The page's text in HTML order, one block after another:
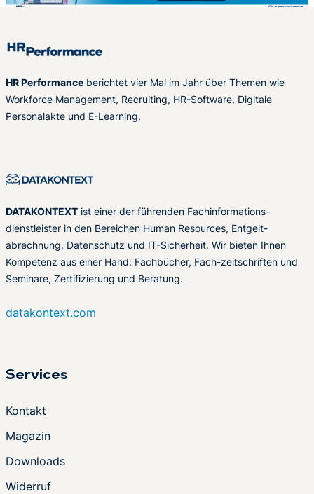
HR Performance berichtet vier Mal im Jahr über Themen wie
Workforce Management, Recruiting, HR-Software, Digitale
Personalakte und E-Learning.
DATAKONTEXT ist einer der führenden Fachinformations-
dienstleister in den Bereichen Human Resources, Entgelt-
abrechnung, Datenschutz und IT-Sicherheit. Wir bieten Ihnen
Kompetenz aus einer Hand: Fachbücher, Fach-zeitschriften und
Seminare, Zertifizierung und Beratung.
datakontext.com
Services
Kontakt
Magazin
Downloads
Widerruf